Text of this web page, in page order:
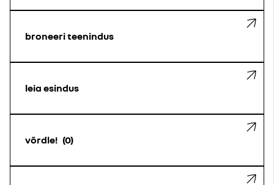
broneeri teenindus
leia esindus
võrdle! 0